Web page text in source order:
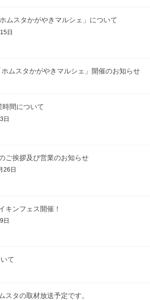
ムスタかがやきマルシェ」について
日
ホムスタかがやきマルシェ」開催のお知らせ
時間について
日
ご挨拶及び営業のお知らせ
26日
キンフェス開催！
日
て
スタの取材放送予定です。